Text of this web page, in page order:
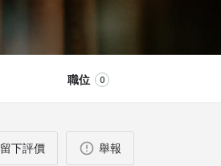
職位 0
留下評價 舉報